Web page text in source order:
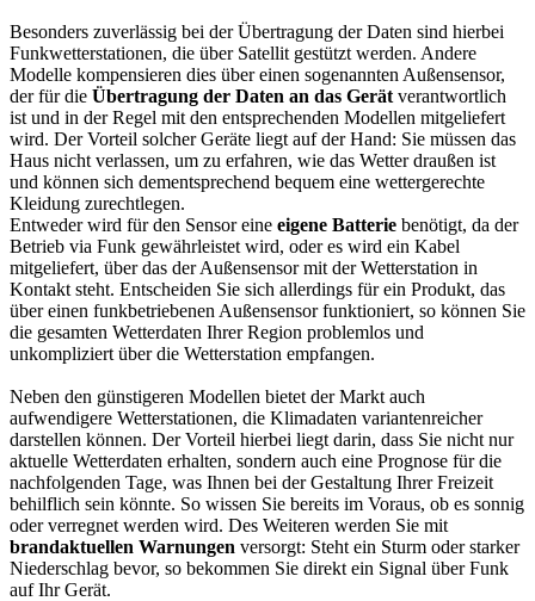
Besonders zuverlässig bei der Übertragung der Daten sind hierbei
Funkwetterstationen, die über Satellit gestützt werden. Andere
Modelle kompensieren dies über einen sogenannten Außensensor,
der für die Übertragung der Daten an das Gerät verantwortlich
ist und in der Regel mit den entsprechenden Modellen mitgeliefert
wird. Der Vorteil solcher Geräte liegt auf der Hand: Sie müssen das
Haus nicht verlassen, um zu erfahren, wie das Wetter draußen ist
und können sich dementsprechend bequem eine wettergerechte
Kleidung zurechtlegen.
Entweder wird für den Sensor eine eigene Batterie benötigt, da der
Betrieb via Funk gewährleistet wird, oder es wird ein Kabel
mitgeliefert, über das der Außensensor mit der Wetterstation in
Kontakt steht. Entscheiden Sie sich allerdings für ein Produkt, das
über einen funkbetriebenen Außensensor funktioniert, so können Sie
die gesamten Wetterdaten Ihrer Region problemlos und
unkompliziert über die Wetterstation empfangen.
Neben den günstigeren Modellen bietet der Markt auch
aufwendigere Wetterstationen, die Klimadaten variantenreicher
darstellen können. Der Vorteil hierbei liegt darin, dass Sie nicht nur
aktuelle Wetterdaten erhalten, sondern auch eine Prognose für die
nachfolgenden Tage, was Ihnen bei der Gestaltung Ihrer Freizeit
behilflich sein könnte. So wissen Sie bereits im Voraus, ob es sonnig
oder verregnet werden wird. Des Weiteren werden Sie mit
brandaktuellen Warnungen versorgt: Steht ein Sturm oder starker
Niederschlag bevor, so bekommen Sie direkt ein Signal über Funk
auf Ihr Gerät.